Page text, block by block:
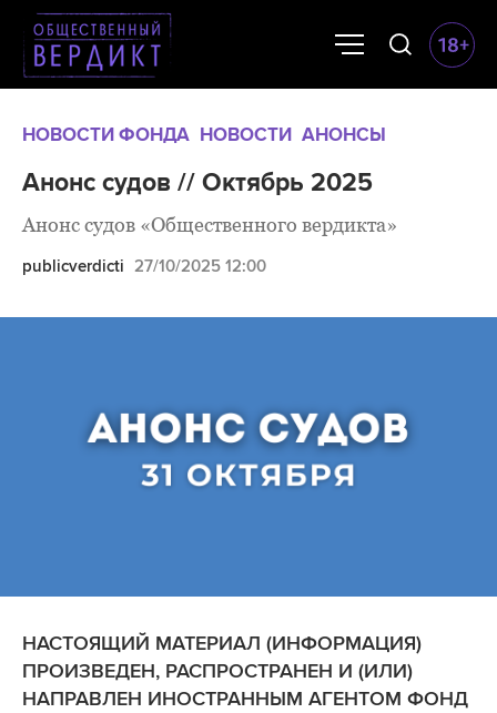
НОВОСТИ ФОНДА НОВОСТИ АНОНСЫ
Анонс судов // Октябрь 2025
publicverdicti 27/10/2025 12:00
Анонс судов «Общественного вердикта»
НАСТОЯЩИЙ МАТЕРИАЛ (ИНФОРМАЦИЯ)
ПРОИЗВЕДЕН, РАСПРОСТРАНЕН И (ИЛИ)
НАПРАВЛЕН ИНОСТРАННЫМ АГЕНТОМ ФОНД